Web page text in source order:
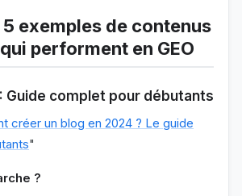
exemples de contenus
performent en GEO
: Guide complet pour débutants
créer un blog en 2024 ? Le guide
"
?